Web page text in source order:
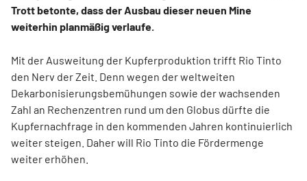
Trott betonte, dass der Ausbau dieser neuen Mine
weiterhin planmäßig verlaufe.
Mit der Ausweitung der Kupferproduktion trifft Rio Tinto
den Nerv der Zeit. Denn wegen der weltweiten
Dekarbonisierungsbemühungen sowie der wachsenden
Zahl an Rechenzentren rund um den Globus dürfte die
Kupfernachfrage in den kommenden Jahren kontinuierlich
weiter steigen. Daher will Rio Tinto die Fördermenge
weiter erhöhen.